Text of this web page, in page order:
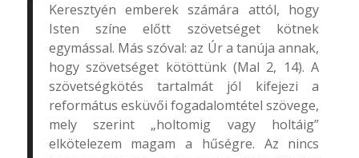
Keresztyén emberek számára attól, hogy
Isten színe előtt szövetséget kötnek
egymással. Más szóval: az Úr a tanúja annak,
hogy szövetséget kötöttünk (Mal 2, 14). A
szövetségkötés tartalmát jól kifejezi a
református esküvői fogadalomtétel szövege,
mely szerint „holtomig vagy holtáig”
elkötelezem magam a hűségre. Az nincs